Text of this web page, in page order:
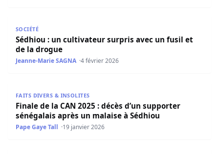
SOCIÉTÉ
Sédhiou : un cultivateur surpris avec un fusil et
de la drogue
Jeanne-Marie SAGNA 4 février 2026
FAITS DIVERS & INSOLITES
Finale de la CAN 2025 : décès d’un supporter
sénégalais après un malaise à Sédhiou
Pape Gaye Tall 19 janvier 2026